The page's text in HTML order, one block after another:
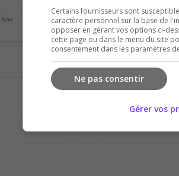
Nov Dec Jan Feb
Certains fournisseurs sont
caractère personnel sur la base de
opposer en gérant vos options ci-
cette page ou dans le menu du site
consentement dans les paramètres
Ne pas consentir
Gérer vos